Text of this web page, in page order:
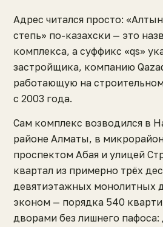
Адрес читался просто:
степь» по-казахски — это
комплекса, а суффикс «qs»
застройщика, компанию
работающую на
с 2003 года.
Сам комплекс возводился в
районе Алматы, в
проспектом Абая и улицей
квартал из примерно трёх
девятиэтажных монолитных
эконом — порядка 540
дворами без лишнего